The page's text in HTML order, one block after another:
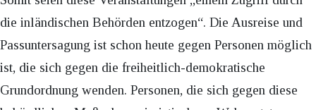
die inländischen Behörden entzogen“. Die Ausreise und
Passuntersagung ist schon heute gegen Personen möglich
ist, die sich gegen die freiheitlich-demokratische
Grundordnung wenden. Personen, die sich gegen diese